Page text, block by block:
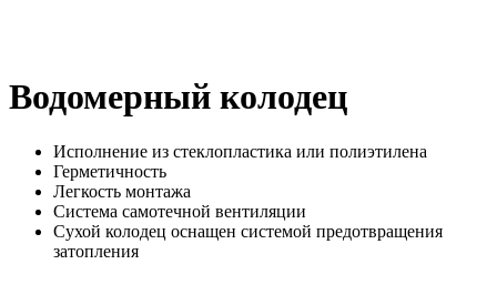
Водомерный колодец
Исполнение из стеклопластика или полиэтилена
Герметичность
Легкость монтажа
Система самотечной вентиляции
Сухой колодец оснащен системой предотвращения
затопления